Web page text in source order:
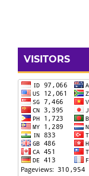
VISITORS